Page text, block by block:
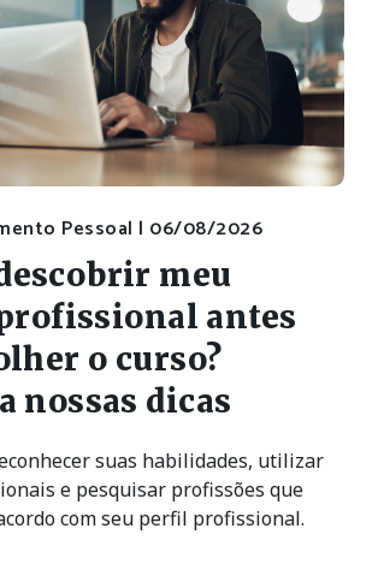
Pessoal | 06/08/2026
meu
antes
o curso?
nossas dicas
suas habilidades, utilizar
e pesquisar profissões que
com seu perfil profissional.